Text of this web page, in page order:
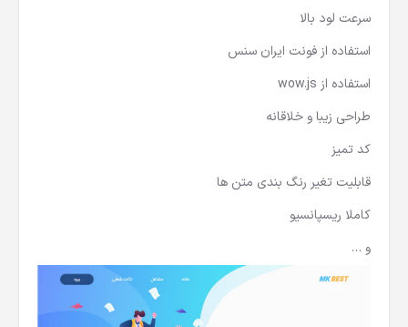
سرعت لود بالا
استفاده از فونت ایران سنس
استفاده از wow.js
طراحی زیبا و خلاقانه
کد تمیز
قابلیت تغیر رنگ بندی متن ها
کاملا ریسپانسیو
و …